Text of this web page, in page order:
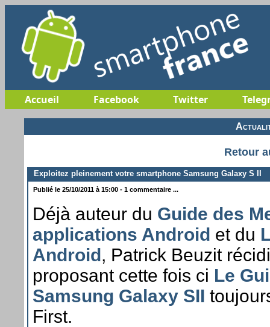
Accueil Facebook Twitter
Retour
Exploitez pleinement votre smartphone Samsung Galaxy S II
Publié le 25/10/2011 à 15:00 - 1 commentaire ...
Déjà auteur du Guide des
applications Android et du
Android, Patrick Beuzit
proposant cette fois ci Le
Samsung Galaxy SII
First.